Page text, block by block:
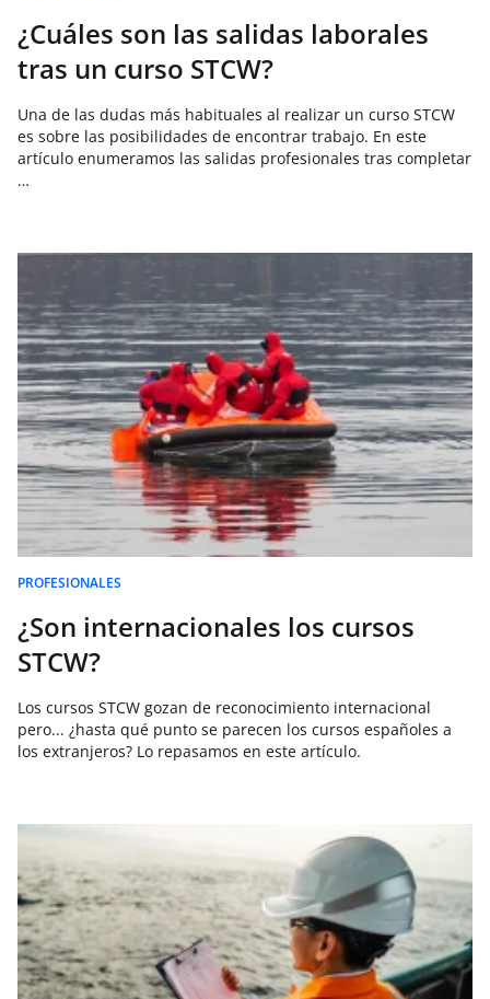
¿Cuáles son las salidas laborales
tras un curso STCW?
Una de las dudas más habituales al realizar un curso STCW
es sobre las posibilidades de encontrar trabajo. En este
artículo enumeramos las salidas profesionales tras completar
…
PROFESIONALES
¿Son internacionales los cursos
STCW?
Los cursos STCW gozan de reconocimiento internacional
pero... ¿hasta qué punto se parecen los cursos españoles a
los extranjeros? Lo repasamos en este artículo.